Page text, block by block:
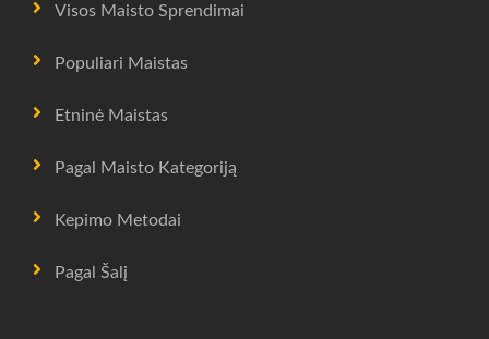
Visos Maisto Sprendimai
Populiari Maistas
Etninė Maistas
Pagal Maisto Kategoriją
Kepimo Metodai
Pagal Šalį